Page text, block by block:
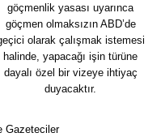
göçmenlik yasası uyarınca
göçmen olmaksızın ABD’de
olarak çalışmak istemesi
halinde, yapacağı işin türüne
dayalı özel bir vizeye ihtiyaç
duyacaktır.
Gazeteciler